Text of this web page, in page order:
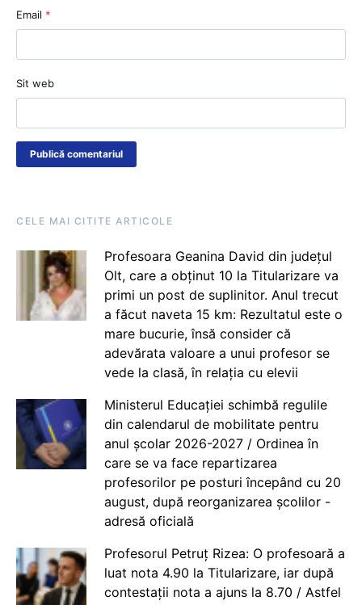
Email *
Sit web
CELE MAI CITITE ARTICOLE
Profesoara Geanina David din județul
Olt, care a obținut 10 la Titularizare va
primi un post de suplinitor. Anul trecut
a făcut naveta 15 km: Rezultatul este o
mare bucurie, însă consider că
adevărata valoare a unui profesor se
vede la clasă, în relația cu elevii
Ministerul Educației schimbă regulile
din calendarul de mobilitate pentru
anul școlar 2026-2027 / Ordinea în
care se va face repartizarea
profesorilor pe posturi începând cu 20
august, după reorganizarea școlilor -
adresă oficială
Profesorul Petruț Rizea: O profesoară a
luat nota 4.90 la Titularizare, iar după
contestații nota a ajuns la 8.70 / Astfel